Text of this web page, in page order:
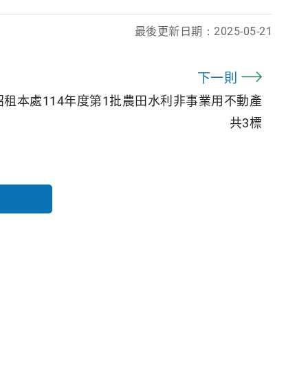
最後更新日期： 2025-05-21
下一則
租本處114年度第1批農田水利非事業用不動產
共3標